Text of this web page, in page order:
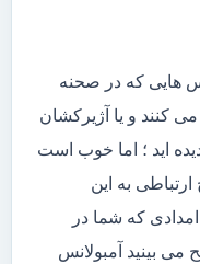
هایی که در صحنه
کنند و یا آژیرکشان
اید ؛ اما خوب است
به این
که شما در
بینید آمبولانس